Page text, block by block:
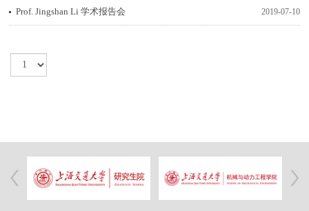
Prof. Jingshan Li 学术报告会 2019-07-10